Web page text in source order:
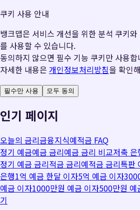
쿠키 사용 안내
뱅크맵은 서비스 개선을 위한 분석 쿠키
를 사용할 수 있습니다.
동의하지 않으면 필수 기능 쿠키만 사용합
자세한 내용은 개인정보처리방침을 확인
필수만 사용 모두 동의
인기 페이지
오늘의 금리금융지식예적금 FAQ
정기 예금예금 금리예금 금리 비교저축
정기 예금 금리적금 금리예적금 금리특판
은행1억 예금 한달 이자5억 예금 이자
예금 이자1000만원 예금 이자500만원 예
기